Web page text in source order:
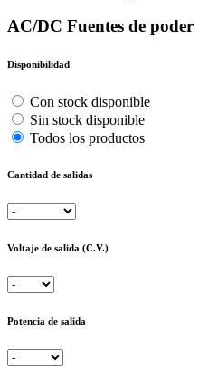
AC/DC Fuentes de poder
Disponibilidad
Con stock disponible
Sin stock disponible
Todos los productos
Cantidad de salidas
Voltaje de salida (C.V.)
Potencia de salida